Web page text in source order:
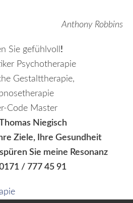
Anthony Robbins
Sie gefühlvoll !
Psychotherapie
Gestalttherapie,
Code Master
Niegisch
Ziele, Ihre Gesundheit
Sie meine Resonanz
/ 777 45 91